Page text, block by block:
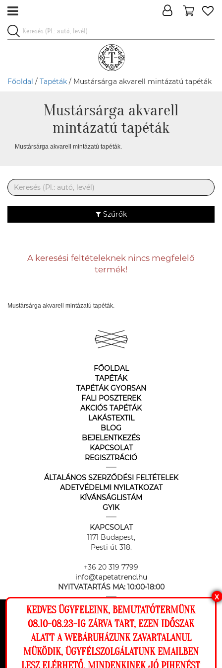
Ez a weboldal cookie-kat használ, hogy a
lehető legjobb élményt nyújtsa honlapunkon.
Beállítások
Főoldal / Tapéták / Mustársárga akvarell mintázatú tapéták
Mustársárga akvarell
mintázatú tapéták
Mustársárga akvarell mintázatú tapéták.
Szűrők
A keresési feltételeknek nincs megfelelő
termék!
Mustársárga akvarell mintázatú tapéták.
FŐOLDAL
TAPÉTÁK
TAPÉTÁK GYORSAN
FALI POSZTEREK
AKCIÓS TAPÉTÁK
LAKÁSTEXTIL
BLOG
BEJELENTKEZÉS
KAPCSOLAT
REGISZTRÁCIÓ
ÁLTALÁNOS SZERZŐDÉSI FELTÉTELEK
ADETVÉDELMI NYILATKOZAT
KÍVÁNSÁGLISTÁM
GYIK
KAPCSOLAT
1171 Budapest,
Pesti út 318.
+36 20 319 7799
info@tapetatrend.hu
NYITVATARTÁS MA: 10:00-18:00
Az online fizetést a Barion Payment Zrt. biztosítja, MNB engedély
száma: H-EN-I-1064/2013
X
KEDVES ÜGYFELEINK, BEMUTATÓTERMÜNK
08.10-08.23-IG ZÁRVA TART, EZEN IDŐSZAK
ALATT A WEBÁRUHÁZUNK ZAVARTALANUL
MÜKÖDIK, ÜGYFÉLSZOLGÁLATUNK EMAILBEN